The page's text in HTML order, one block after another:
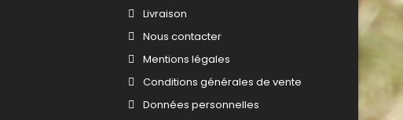
Livraison
Nous contacter
Mentions légales
Conditions générales de vente
Données personnelles